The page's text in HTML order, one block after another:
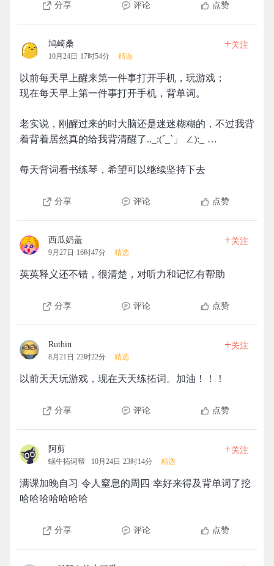
分享 评论 点赞
鸠崎桑
10月24日 17时54分 精选
+关注
以前每天早上醒来第一件事打开手机，玩游戏；
现在每天早上第一件事打开手机，背单词。
老实说，刚醒过来的时大脑还是迷迷糊糊的，不过我背
着背着居然真的给我背清醒了.._:(´_`」 ∠):_ …
每天背词看书练琴，希望可以继续坚持下去
分享 评论 点赞
西瓜奶盖
9月27日 16时47分 精选
+关注
英英释义还不错，很清楚，对听力和记忆有帮助
分享 评论 点赞
Ruthin
8月21日 22时22分 精选
+关注
以前天天玩游戏，现在天天练拓词。加油！！！
分享 评论 点赞
阿剪
蜗牛拓词帮 10月24日 23时14分 精选
+关注
满课加晚自习 令人窒息的周四 幸好来得及背单词了挖
哈哈哈哈哈哈哈
分享 评论 点赞